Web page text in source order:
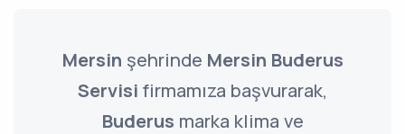
Mersin şehrinde Mersin Buderus
Servisi firmamıza başvurarak,
Buderus marka klima ve